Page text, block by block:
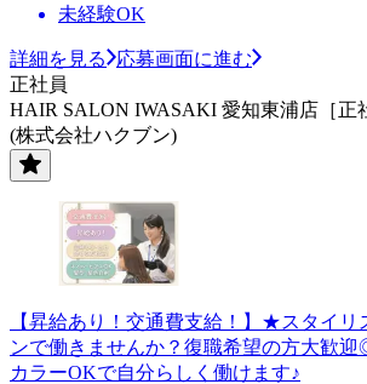
未経験OK
詳細を見る
応募画面に進む
正社員
HAIR SALON IWASAKI 愛知東浦店［正
(株式会社ハクブン)
【昇給あり！交通費支給！】★スタイ
ンで働きませんか？復職希望の方大歓
カラーOKで自分らしく働けます♪